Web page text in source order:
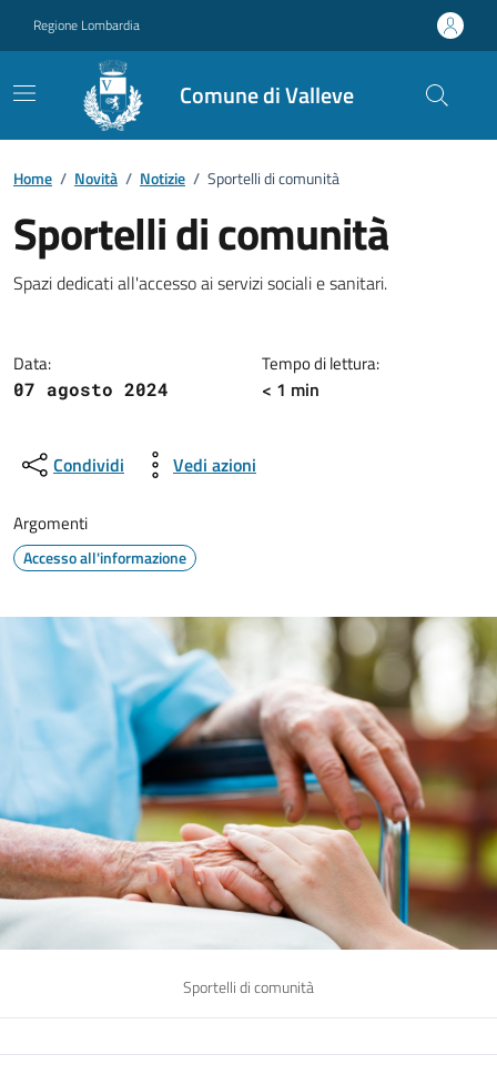
Regione Lombardia
Comune di Valleve
Home / Novità / Notizie / Sportelli di comunità
Sportelli di comunità
Dettagli della notizia
Spazi dedicati all'accesso ai servizi sociali e sanitari.
Data:
07 agosto 2024
Tempo di lettura:
< 1 min
Condividi Vedi azioni
Argomenti
Accesso all'informazione
Sportelli di comunità